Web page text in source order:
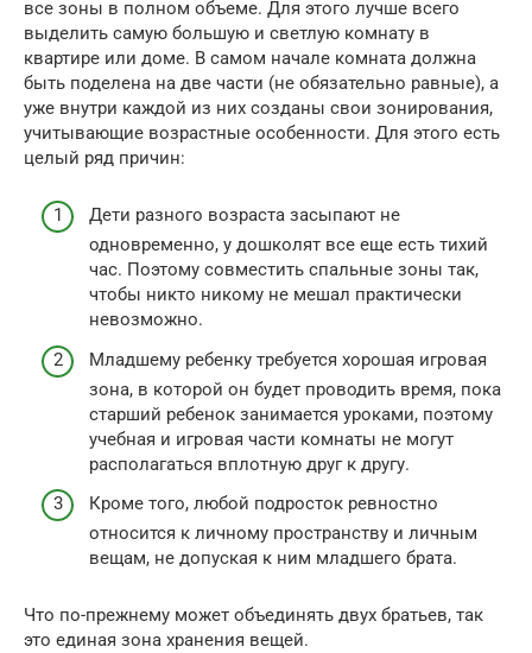
все зоны в полном объеме. Для этого лучше всего
выделить самую большую и светлую комнату в
квартире или доме. В самом начале комната должна
быть поделена на две части (не обязательно равные), а
уже внутри каждой из них созданы свои зонирования,
учитывающие возрастные особенности. Для этого есть
целый ряд причин:
Дети разного возраста засыпают не
одновременно, у дошколят все еще есть тихий
час. Поэтому совместить спальные зоны так,
чтобы никто никому не мешал практически
невозможно.
Младшему ребенку требуется хорошая игровая
зона, в которой он будет проводить время, пока
старший ребенок занимается уроками, поэтому
учебная и игровая части комнаты не могут
располагаться вплотную друг к другу.
Кроме того, любой подросток ревностно
относится к личному пространству и личным
вещам, не допуская к ним младшего брата.
Что по-прежнему может объединять двух братьев, так
это единая зона хранения вещей.